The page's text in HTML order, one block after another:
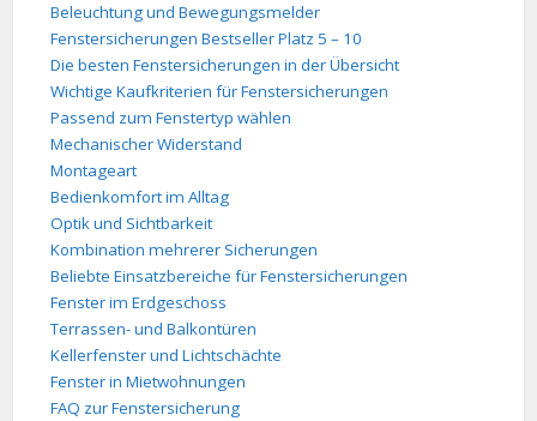
Beleuchtung und Bewegungsmelder
Fenstersicherungen Bestseller Platz 5 – 10
Die besten Fenstersicherungen in der Übersicht
Wichtige Kaufkriterien für Fenstersicherungen
Passend zum Fenstertyp wählen
Mechanischer Widerstand
Montageart
Bedienkomfort im Alltag
Optik und Sichtbarkeit
Kombination mehrerer Sicherungen
Beliebte Einsatzbereiche für Fenstersicherungen
Fenster im Erdgeschoss
Terrassen- und Balkontüren
Kellerfenster und Lichtschächte
Fenster in Mietwohnungen
FAQ zur Fenstersicherung